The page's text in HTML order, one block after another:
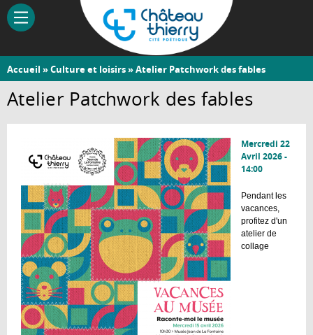
Aller
contenu
Château-
Thierry
Vous
êtes
ici
Accueil »Culture et loisirs» Atelier Patchwork des fables
Atelier Patchwork des fables
Mercredi 22
Avril 2026 -
14:00
Pendant les
vacances,
profitez d'un
atelier de
collage